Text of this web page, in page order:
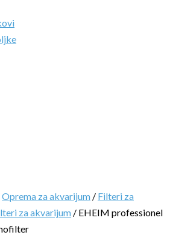
Oprema za akvarijum / Filteri za
za akvarijum / EHEIM professionel